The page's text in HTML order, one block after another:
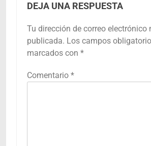
DEJA UNA RESPUESTA
Tu dirección de correo electrónico
publicada. Los campos
marcados con *
Comentario *